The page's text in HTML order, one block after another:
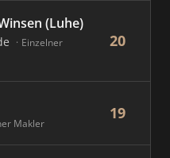
(Luhe)
Einzelner
20
Makler
19